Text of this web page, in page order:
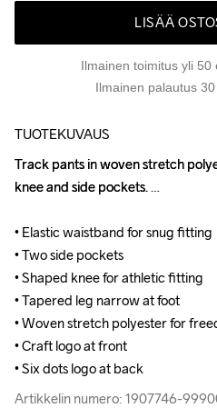
LISÄÄ
Ilmainen toimitus yli 50
Ilmainen palautus
TUOTEKUVAUS
Track pants in woven stretch
knee and side pockets.
• Elastic waistband for snug fitting
• Two side pockets
• Shaped knee for athletic fitting
• Tapered leg narrow at foot
• Woven stretch polyester for
• Craft logo at front
• Six dots logo at back
Artikkelin numero: 1907746-
Track pants in woven stretch
knee and side pockets.
• Elastic waistband for snug fitting
• Two side pockets
• Shaped knee for athletic fitting
• Tapered leg narrow at foot
• Woven stretch polyester for
• Craft logo at front
• Six dots logo at back
Artikkelin numero: 1907746-